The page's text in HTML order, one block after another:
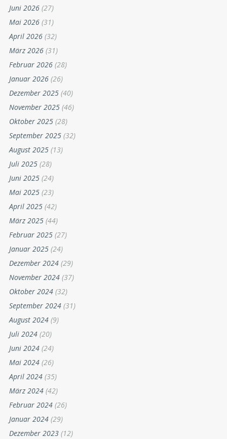
Juni 2026 (27)
Mai 2026 (31)
April 2026 (32)
März 2026 (31)
Februar 2026 (28)
Januar 2026 (26)
Dezember 2025 (40)
November 2025 (46)
Oktober 2025 (28)
September 2025 (32)
August 2025 (13)
Juli 2025 (28)
Juni 2025 (24)
Mai 2025 (23)
April 2025 (42)
März 2025 (44)
Februar 2025 (27)
Januar 2025 (24)
Dezember 2024 (29)
November 2024 (37)
Oktober 2024 (32)
September 2024 (31)
August 2024 (9)
Juli 2024 (20)
Juni 2024 (24)
Mai 2024 (26)
April 2024 (35)
März 2024 (42)
Februar 2024 (26)
Januar 2024 (29)
Dezember 2023 (12)